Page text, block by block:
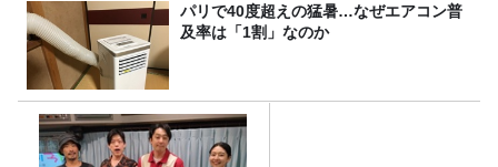
パリで40度超えの猛暑…なぜエアコン普
及率は「1割」なのか